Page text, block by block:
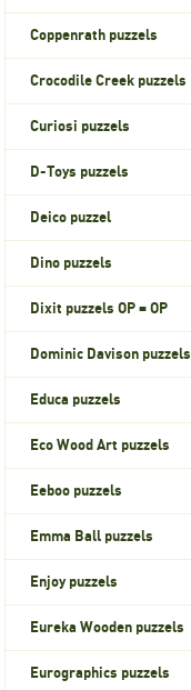
Coppenrath puzzels
Crocodile Creek puzzels
Curiosi puzzels
D-Toys puzzels
Deico puzzel
Dino puzzels
Dixit puzzels OP = OP
Dominic Davison puzzels
Educa puzzels
Eco Wood Art puzzels
Eeboo puzzels
Emma Ball puzzels
Enjoy puzzels
Eureka Wooden puzzels
Eurographics puzzels